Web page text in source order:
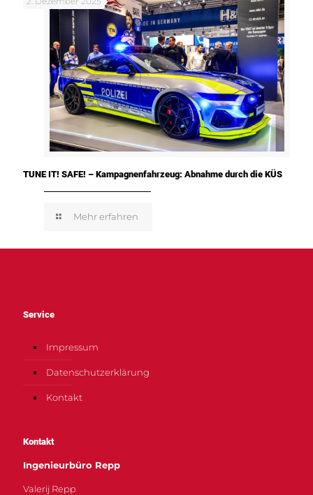
TUNE IT! SAFE! – Kampagnenfahrzeug: Abnahme durch die KÜS
Mehr erfahren
Service
Impressum
Datenschutzerklärung
Kontakt
Kontakt
Ingenieurbüro Repp
Valerij Repp